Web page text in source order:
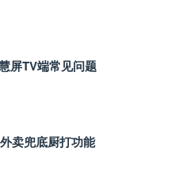
屏TV端常见问题
卖兜底厨打功能